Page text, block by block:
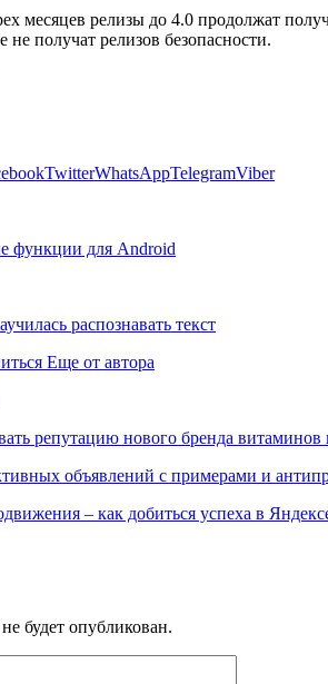
месяцев релизы до 4.0 продолжат
не получат релизов безопасности.
TwitterWhatsAppTelegramViber
функции для Android
распознавать текст
Еще от автора
репутацию нового бренда
объявлений с примерами и
– как добиться успеха в
будет опубликован.